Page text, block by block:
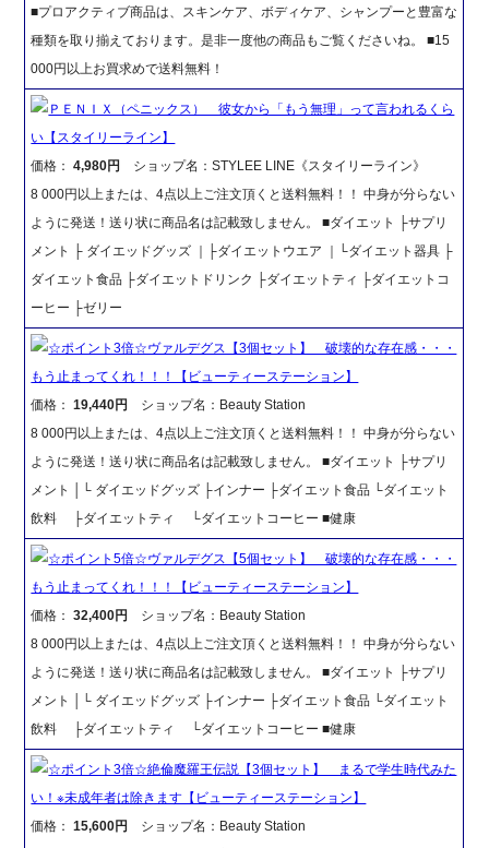
■プロアクティブ商品は、スキンケア、ボディケア、シャンプーと豊富な
種類を取り揃えております。是非一度他の商品もご覧くださいね。 ■15
000円以上お買求めで送料無料！
ＰＥＮＩＸ（ペニックス） 彼女から「もう無理」って言われるくら
い【スタイリーライン】
価格：4,980円
ショップ名：STYLEE LINE《スタイリーライン》
8 000円以上または、4点以上ご注文頂くと送料無料！！ 中身が分らない
ように発送！送り状に商品名は記載致しません。 ■ダイエット ├サプリ
メント ├ ダイエッドグッズ ｜├ダイエットウエア ｜└ダイエット器具 ├
ダイエット食品 ├ダイエットドリンク ├ダイエットティ ├ダイエットコ
ーヒー ├ゼリー
☆ポイント3倍☆ヴァルデグス【3個セット】 破壊的な存在感・・・
もう止まってくれ！！！【ビューティーステーション】
価格：19,440円
ショップ名：Beauty Station
8 000円以上または、4点以上ご注文頂くと送料無料！！ 中身が分らない
ように発送！送り状に商品名は記載致しません。 ■ダイエット ├サプリ
メント │└ ダイエッドグッズ ├インナー ├ダイエット食品 └ダイエット
飲料 ├ダイエットティ └ダイエットコーヒー ■健康
☆ポイント5倍☆ヴァルデグス【5個セット】 破壊的な存在感・・・
もう止まってくれ！！！【ビューティーステーション】
価格：32,400円
ショップ名：Beauty Station
8 000円以上または、4点以上ご注文頂くと送料無料！！ 中身が分らない
ように発送！送り状に商品名は記載致しません。 ■ダイエット ├サプリ
メント │└ ダイエッドグッズ ├インナー ├ダイエット食品 └ダイエット
飲料 ├ダイエットティ └ダイエットコーヒー ■健康
☆ポイント3倍☆絶倫魔羅王伝説【3個セット】 まるで学生時代みた
い！※未成年者は除きます【ビューティーステーション】
価格：15,600円
ショップ名：Beauty Station